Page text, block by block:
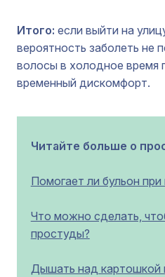
Итого: если выйти на
вероятность заболеть не
волосы в холодное время
временный дискомфорт.
Читайте больше о
Помогает ли бульон
Что можно сделать,
простуды?
Дышать над картошкой